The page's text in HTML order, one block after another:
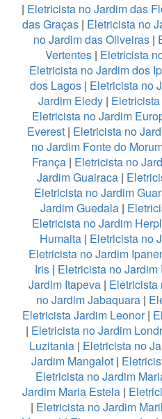
| Eletricista no Jardim das
das Graças| Eletricista no
no Jardim das Oliveiras|
Vertentes | Eletricista
Eletricista no Jardim dos
dos Lagos | Eletricista no
Jardim Eledy |
Eletricista no Jardim
Everest| Eletricista no
no Jardim Fonte do
França | Eletricista no
Jardim Guairaca |
Eletricista no Jardim
Jardim Guedala|
Eletricista no Jardim
Humaita | Eletricista no
Eletricista no Jardim
Iris| Eletricista no Jardim
Jardim Itapeva| Eletricista
no Jardim Jabaquara |
Eletricista Jardim Leonor|
| Eletricista no Jardim
Luzitania | Eletricista no
Jardim Mangalot |
Eletricista no Jardim
Jardim Maria Estela |
| Eletricista no Jardim